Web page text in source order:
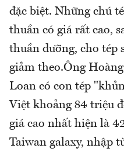
đặc biệt. Những chú
thuần có giá rất cao,
thuần dưỡng, cho tép
giảm theo.Ông
Loan có con tép
Việt khoảng 84 triệu
giá cao nhất hiện là
Taiwan galaxy, nhập